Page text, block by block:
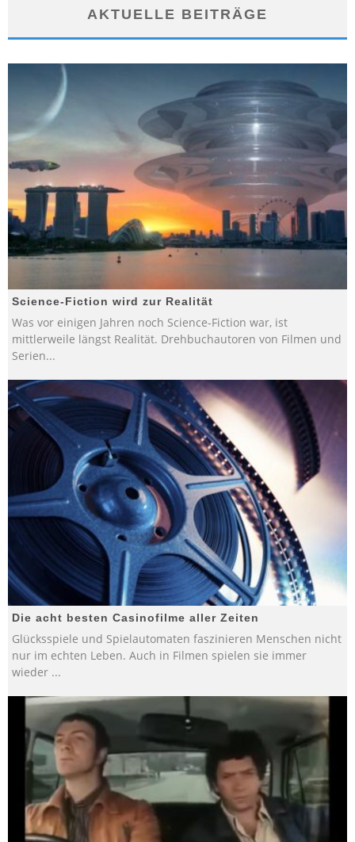
AKTUELLE BEITRÄGE
Science-Fiction wird zur Realität
Was vor einigen Jahren noch Science-Fiction war, ist
mittlerweile längst Realität. Drehbuchautoren von Filmen und
Serien...
Die acht besten Casinofilme aller Zeiten
Glücksspiele und Spielautomaten faszinieren Menschen nicht
nur im echten Leben. Auch in Filmen spielen sie immer
wieder ...